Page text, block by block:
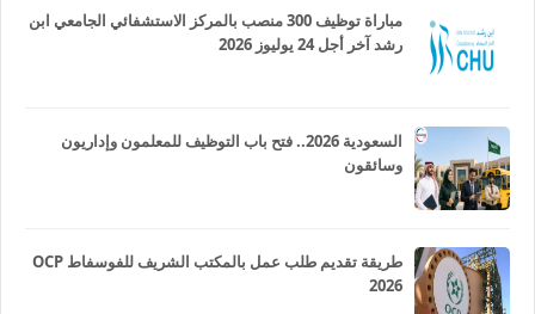
مباراة توظيف 300 منصب بالمركز الاستشفائي الجامعي ابن
رشد آخر أجل 24 يوليوز 2026
السعودية 2026.. فتح باب التوظيف للمعلمون وإداريون
وسائقون
طريقة تقديم طلب عمل بالمكتب الشريف للفوسفاط OCP
2026